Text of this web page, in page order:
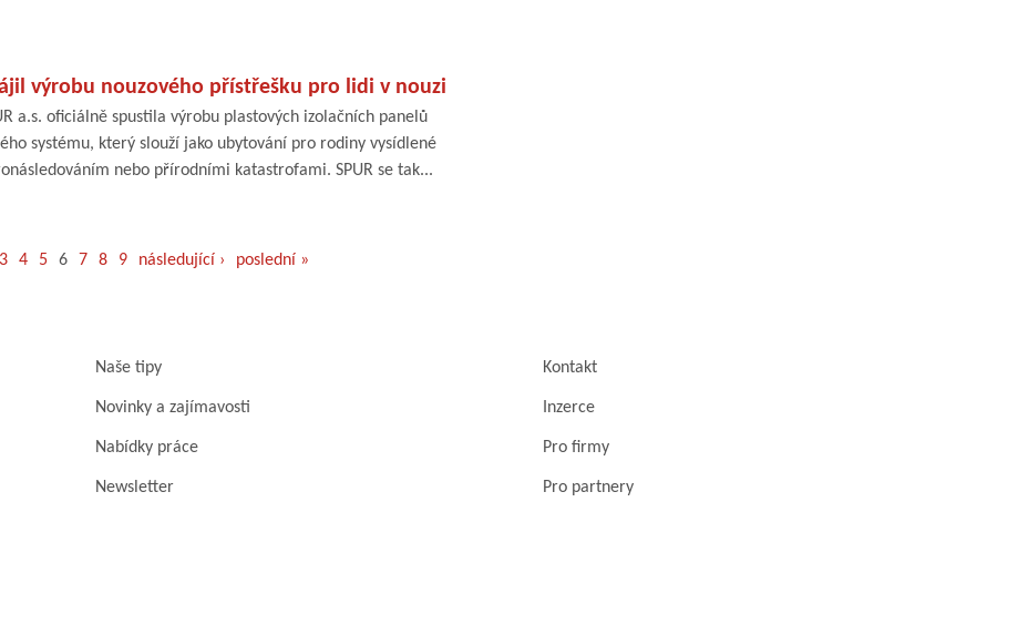
výrobu nouzového přístřešku pro lidi v nouzi
a.s. oficiálně spustila výrobu plastových izolačních panelů
systému, který slouží jako ubytování pro rodiny vysídlené
nebo přírodními katastrofami. SPUR se tak...
3 4 5 6 7 8 9 následující › poslední »
Naše tipy Kontakt
Novinky a zajímavosti Inzerce
Nabídky práce Pro firmy
Newsletter Pro partnery